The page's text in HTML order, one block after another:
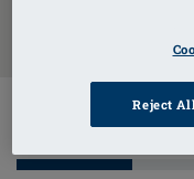
Reject All